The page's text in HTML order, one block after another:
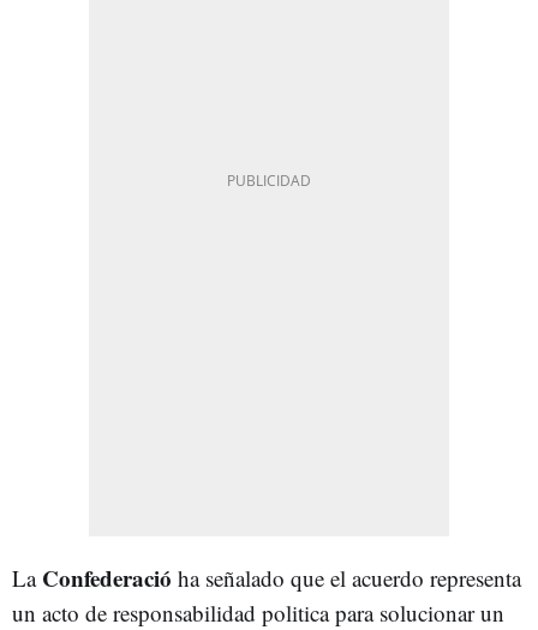
La Confederació ha señalado que el acuerdo representa
un acto de responsabilidad politica para solucionar un